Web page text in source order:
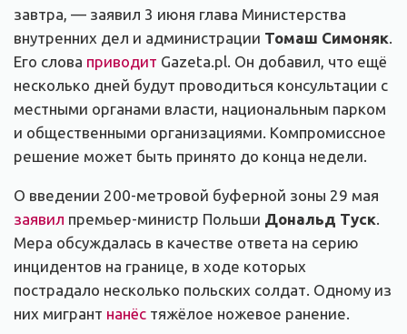
завтра, — заявил 3 июня глава Министерства
внутренних дел и администрации Томаш Симоняк
Его слова приводит Gazeta.pl. Он добавил, что ещё
несколько дней будут проводиться консультации с
местными органами власти, национальным парком
и общественными организациями. Компромиссное
решение может быть принято до конца недели.
О введении 200-метровой буферной зоны 29 мая
заявил премьер-министр Польши Дональд Туск
Мера обсуждалась в качестве ответа на серию
инцидентов на границе, в ходе которых
пострадало несколько польских солдат. Одному из
них мигрант нанёс тяжёлое ножевое ранение.